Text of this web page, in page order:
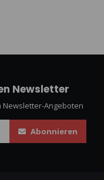
Newsletter
Angeboten
Abonnieren